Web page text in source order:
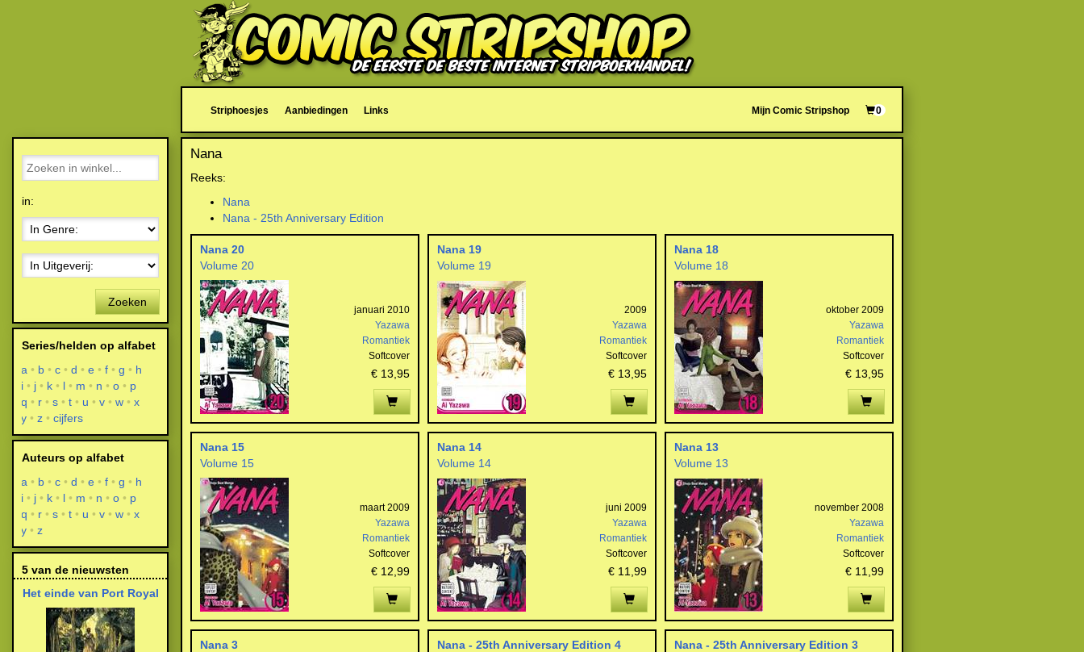
Striphoesjes Aanbiedingen Links Mijn Comic Stripshop 0
Nana
Reeks:
Nana
Nana - 25th Anniversary Edition
Nana 20
Volume 20
januari 2010
Yazawa
Romantiek
Softcover
€ 13,95
Nana 19
Volume 19
2009
Yazawa
Romantiek
Softcover
€ 13,95
Nana 18
Volume 18
oktober 2009
Yazawa
Romantiek
Softcover
€ 13,95
Nana 15
Volume 15
maart 2009
Yazawa
Romantiek
Softcover
€ 12,99
Nana 14
Volume 14
juni 2009
Yazawa
Romantiek
Softcover
€ 11,99
Nana 13
Volume 13
november 2008
Yazawa
Romantiek
Softcover
€ 11,99
Nana 3
Nana - 25th Anniversary Edition 4
Nana - 25th Anniversary Edition 3
in:
Zoeken
Series/helden op alfabet
a
b c d e f g
h
i
j k l m n o
p
q
r s t u v w
x
y
z cijfers
Auteurs op alfabet
a
b c d e f g
h
i
j k l m n o
p
q
r s t u v w
x
y
z
5 van de nieuwsten
Het einde van Port Royal